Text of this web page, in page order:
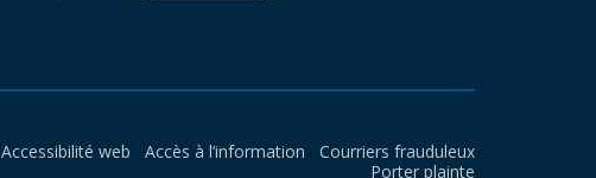
Accessibilité web Accès à l’information
Courriers frauduleux
Porter plainte